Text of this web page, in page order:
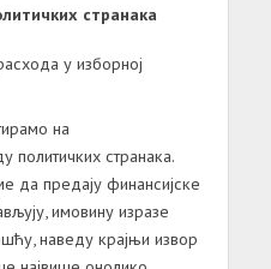
странака
у изборној
на
политичких странака.
да предају финансијске
имовину изразе
наведу крајњи извор